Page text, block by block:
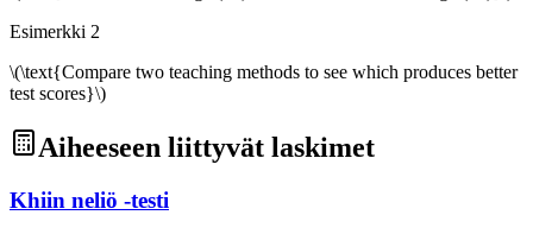
Esimerkki 2
\(\text{Compare two teaching methods to see which produces better
test scores}\)
Aiheeseen liittyvät laskimet
Khiin neliö -testi